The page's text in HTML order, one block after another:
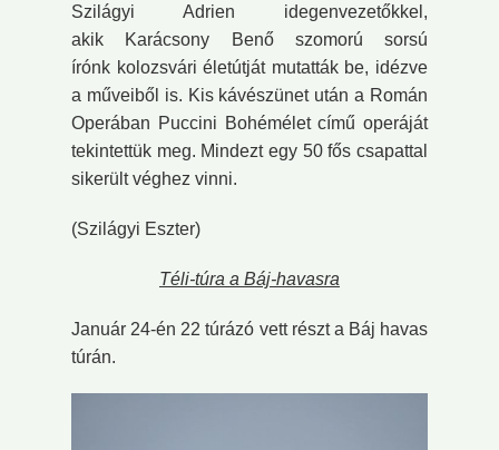
Szilágyi Adrien idegenvezetőkkel,
akik Karácsony Benő szomorú sorsú
írónk kolozsvári életútját mutatták be, idézve
a műveiből is. Kis kávészünet után a Román
Operában Puccini Bohémélet című operáját
tekintettük meg. Mindezt egy 50 fős csapattal
sikerült véghez vinni.
(Szilágyi Eszter)
Téli-túra a Báj-havasra
Január 24-én 22 túrázó vett részt a Báj havas
túrán.